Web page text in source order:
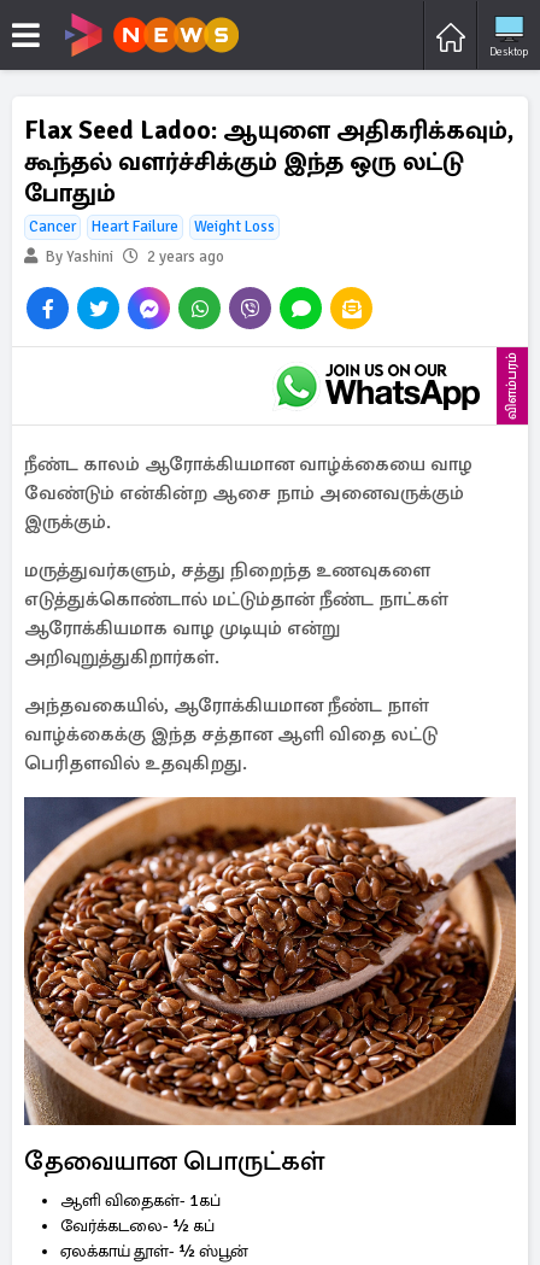
Desktop
Flax Seed Ladoo: ஆயுளை அதிகரிக்கவும்,
கூந்தல் வளர்ச்சிக்கும் இந்த ஒரு லட்டு
போதும்
Cancer Heart Failure
Weight Loss
By Yashini
2 years ago
விளம்பரம்
நீண்ட காலம் ஆரோக்கியமான வாழ்க்கையை வாழ
வேண்டும் என்கின்ற ஆசை நாம் அனைவருக்கும்
இருக்கும்.
மருத்துவர்களும், சத்து நிறைந்த உணவுகளை
எடுத்துக்கொண்டால் மட்டும்தான் நீண்ட நாட்கள்
ஆரோக்கியமாக வாழ முடியும் என்று
அறிவுறுத்துகிறார்கள்.
அந்தவகையில், ஆரோக்கியமான நீண்ட நாள்
வாழ்க்கைக்கு இந்த சத்தான ஆளி விதை லட்டு
பெரிதளவில் உதவுகிறது.
தேவையான பொருட்கள்
ஆளி விதைகள்- 1கப்
வேர்க்கடலை- ½ கப்
ஏலக்காய் தூள்- ½ ஸ்பூன்